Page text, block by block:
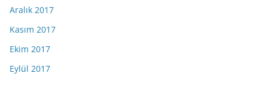
Aralık 2017
Kasım 2017
Ekim 2017
Eylül 2017